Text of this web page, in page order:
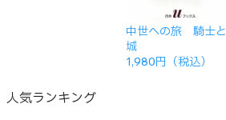
中世への旅 騎士と
城
1,980円（税込）
人気ランキング